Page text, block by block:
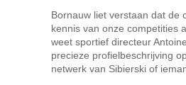
Bornauw liet verstaan dat de
kennis van onze competities
weet sportief directeur
precieze profielbeschrijving
netwerk van Sibierski of